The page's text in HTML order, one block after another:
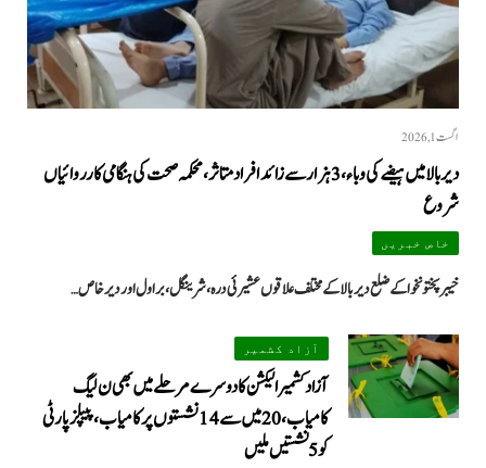
اگست 1, 2026
دیر بالا میں ہیضے کی وباء، 3 ہزار سے زائد افراد متاثر، محکمہ صحت کی ہنگامی کارروائیاں
شروع
خاص خبریں
خیبرپختونخوا کے ضلع دیر بالا کے مختلف علاقوں عشیرئی درہ، شرینگل، براول اور دیر خاص…
آزاد کشمیر
آزاد کشمیر الیکشن کا دوسرے مرحلے میں بھی ن لیگ
کامیاب، 20 میں سے 14 نشستوں پر کامیاب، پیپلزپارٹی
کو 5 نشستیں ملیں